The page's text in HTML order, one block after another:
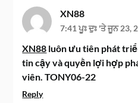
XN88
7:41 ਪੂਃ ਦੁਃ 'ਤੇ ਜੂਨ 23,
XN88 luôn ưu tiên phát
tin cậy và quyền lợi hợp
viên. TONY06-22
Reply